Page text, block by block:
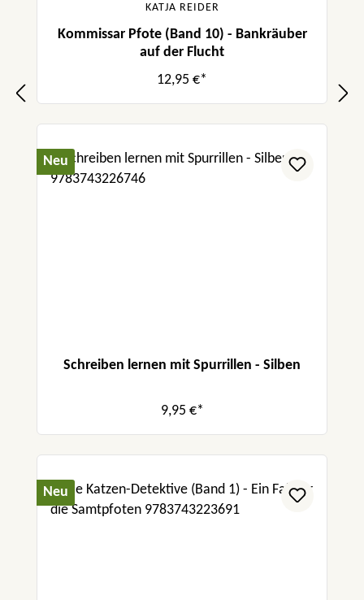
KATJA REIDER
Kommissar Pfote (Band 10) - Bankräuber
auf der Flucht
12,95 €*
Neu
Schreiben lernen mit Spurrillen - Silben
9,95 €*
Neu